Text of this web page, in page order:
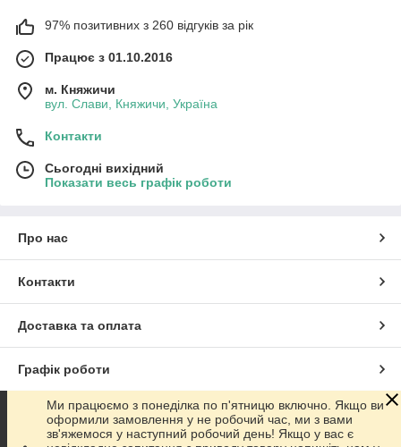
97% позитивних з 260 відгуків за рік
Працює з 01.10.2016
м. Княжичи
вул. Слави, Княжичи, Україна
Контакти
Сьогодні вихідний
Показати весь графік роботи
Про нас
Контакти
Доставка та оплата
Графік роботи
Повна версія сайту
Ми працюємо з понеділка по п'ятницю включно. Якщо ви
оформили замовлення у не робочий час, ми з вами
зв'яжемося у наступний робочий день! Якщо у вас є